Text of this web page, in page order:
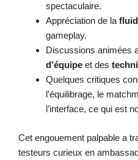
spectaculaire.
Appréciation de la
gameplay.
Discussions animées
d’équipe et des
Quelques critiques
l’équilibrage, le
l’interface, ce qui est
Cet engouement palpable a
testeurs curieux en